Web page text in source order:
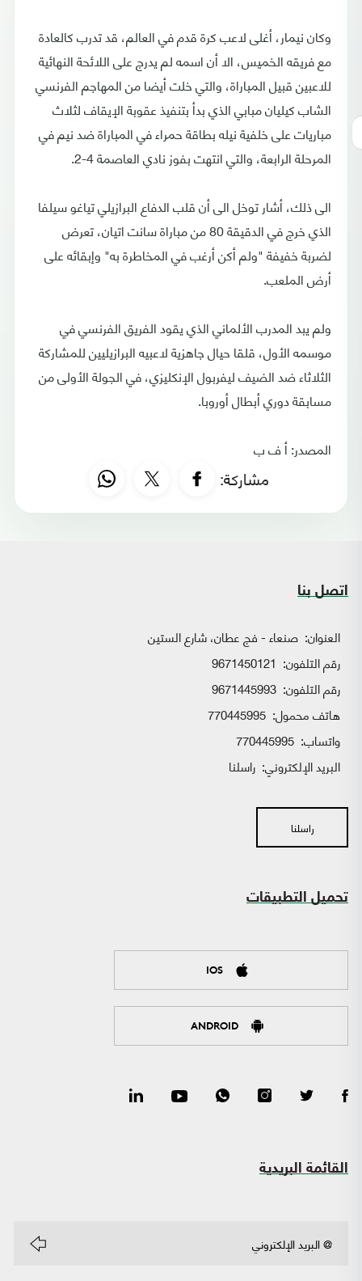
وكان نيمار، أغلى لاعب كرة قدم في العالم، قد تدرب كالعادة
مع فريقه الخميس، الا أن اسمه لم يدرج على اللائحة النهائية
للاعبين قبيل المباراة، والتي خلت أيضا من المهاجم الفرنسي
الشاب كيليان مبابي الذي بدأ بتنفيذ عقوبة الإيقاف لثلاث
مباريات على خلفية نيله بطاقة حمراء في المباراة ضد نيم في
المرحلة الرابعة، والتي انتهت بفوز نادي العاصمة 4-2.
الى ذلك، أشار توخل الى أن قلب الدفاع البرازيلي تياغو سيلفا
الذي خرج في الدقيقة 80 من مباراة سانت اتيان، تعرض
لضربة خفيفة "ولم أكن أرغب في المخاطرة به" وإبقائه على
أرض الملعب.
ولم يبد المدرب الألماني الذي يقود الفريق الفرنسي في
موسمه الأول، قلقا حيال جاهزية لاعبيه البرازيليين للمشاركة
الثلاثاء ضد الضيف ليفربول الإنكليزي، في الجولة الأولى من
مسابقة دوري أبطال أوروبا.
المصدر: أ ف ب
مشاركة:
اتصل بنا
العنوان: صنعاء - فج عطان، شارع الستين
رقم التلفون: 9671450121
رقم التلفون: 9671445993
هاتف محمول: 770445995
واتساب:
البريد الإلكتروني: راسلنا
راسلنا
تحميل التطبيقات
IOS
ANDROID
القائمة البريدية